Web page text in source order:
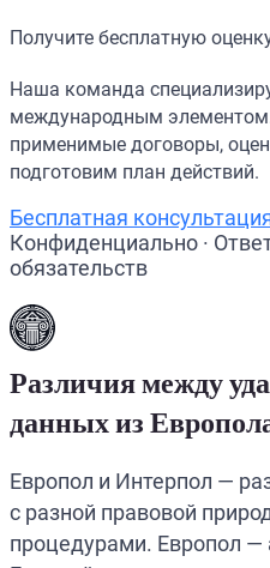
Получите бесплатную
Наша команда
международным
применимые договоры,
подготовим план действий.
Бесплатная
Конфиденциально ·
обязательств
Различия между
данных из
Европол и Интерпол —
с разной правовой
процедурами. Европол —